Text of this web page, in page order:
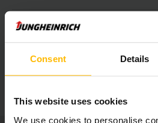
Consent Details
This website uses cookies
We use cookies to personalise
Přesná navigace